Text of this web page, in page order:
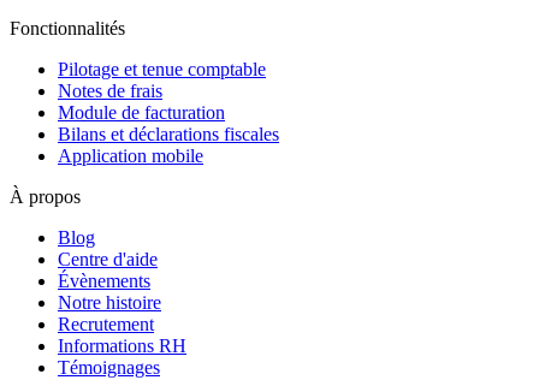
Fonctionnalités
Pilotage et tenue comptable
Notes de frais
Module de facturation
Bilans et déclarations fiscales
Application mobile
À propos
Blog
Centre d'aide
Évènements
Notre histoire
Recrutement
Informations RH
Témoignages